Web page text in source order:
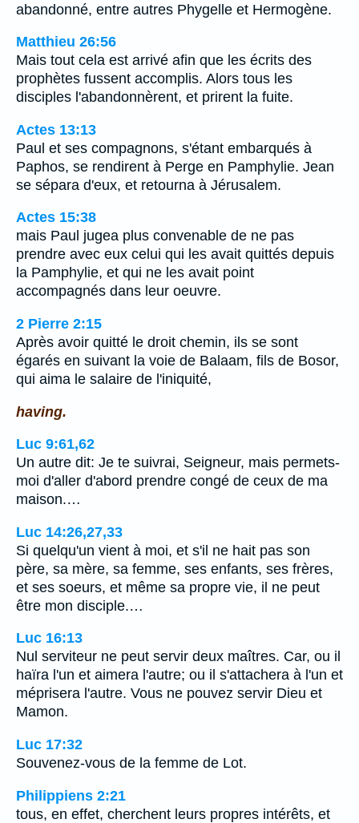
abandonné, entre autres Phygelle et Hermogène.
Matthieu 26:56
Mais tout cela est arrivé afin que les écrits des
prophètes fussent accomplis. Alors tous les
disciples l'abandonnèrent, et prirent la fuite.
Actes 13:13
Paul et ses compagnons, s'étant embarqués à
Paphos, se rendirent à Perge en Pamphylie. Jean
se sépara d'eux, et retourna à Jérusalem.
Actes 15:38
mais Paul jugea plus convenable de ne pas
prendre avec eux celui qui les avait quittés depuis
la Pamphylie, et qui ne les avait point
accompagnés dans leur oeuvre.
2 Pierre 2:15
Après avoir quitté le droit chemin, ils se sont
égarés en suivant la voie de Balaam, fils de Bosor,
qui aima le salaire de l'iniquité,
having.
Luc 9:61,62
Un autre dit: Je te suivrai, Seigneur, mais permets-
moi d'aller d'abord prendre congé de ceux de ma
maison.…
Luc 14:26,27,33
Si quelqu'un vient à moi, et s'il ne hait pas son
père, sa mère, sa femme, ses enfants, ses frères,
et ses soeurs, et même sa propre vie, il ne peut
être mon disciple.…
Luc 16:13
Nul serviteur ne peut servir deux maîtres. Car, ou il
haïra l'un et aimera l'autre; ou il s'attachera à l'un et
méprisera l'autre. Vous ne pouvez servir Dieu et
Mamon.
Luc 17:32
Souvenez-vous de la femme de Lot.
Philippiens 2:21
tous, en effet, cherchent leurs propres intérêts, et